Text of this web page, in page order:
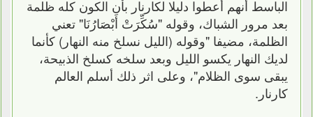
الباسط أنهم أعطوا دليلا لكارنار بأن الكون كله ظلمة
بعد مرور الشباك، وقوله "سُكِّرَتْ أَبْصَارُنَا" تعني
الظلمة، مضيفا "وقوله (الليل نسلخ منه النهار) كأنما
لديك النهار يكسو الليل وبعد سلخه كسلخ الذبيحة،
يبقى سوى الظلام"، وعلى اثر ذلك أسلم العالم
كارنار.